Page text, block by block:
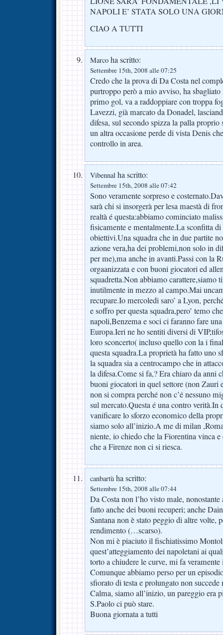
NAPOLI E’ STATA SOLO UNA
CIAO A TUTTI
Marco ha scritto:
Settembre 15th, 2008 alle 07:25
Credo che la prova di Da Costa nel
purtroppo però a mio avviso, ha
primo gol, va a raddoppiare con troppa
Lavezzi, già marcato da Donadel,
difesa, sul secondo spizza la palla
un altra occasione perde di vista Denis
controllo in area.
Vibennal ha scritto:
Settembre 15th, 2008 alle 07:42
Sono veramente sorpreso e
sarà chi si insorgerà per lesa maestà di
realtà é questa:abbiamo cominciato
fisicamente e mentalmente.La sconfitta
obiettivi.Una squadra che in due partite
azione vera,ha dei problemi,non solo in
per me),ma anche in avanti.Passi con la
orgaanizzata e con buoni giocatori ed
squadretta.Non abbiamo carattere,siamo
inutilmente in mezzo al campo.Mai
recupare.Io mercoledi saro’ a Lyon,
e soffro per questa squadra,pero’ temo
napoli,Benzema e soci ci faranno fare
Europa.Ieri ne ho sentiti diversi di
loro sconcerto( incluso quello con la i
questa squadra.La proprietà ha fatto uno
la squadra sia a centrocampo che in
la difesa.Come si fa,? Era chiaro da anni
buoni giocatori in quel settore (non Zauri
non si compra perché non c’é nessuno
sul mercato.Questa é una contro
vanificare lo sforzo economico della
siamo solo all’inizio.A me di milan
niente, io chiedo che la Fiorentina vinca
che a Firenze non ci si riesca.
canbartù ha scritto:
Settembre 15th, 2008 alle 07:44
Da Costa non l’ho visto male,
fatto anche dei buoni recuperi; anche
Santana non è stato peggio di altre volte,
rendimento (…scarso).
Non mi è piaciuto il fischiatissimo
quest’atteggiamento dei napoletani ai
torto a chiudere le curve, mi fa
Comunque abbiamo perso per un
sfiorato di testa e prolungato non succede
Calma, siamo all’inizio, un pareggio era
S.Paolo ci può stare.
Buona giornata a tutti